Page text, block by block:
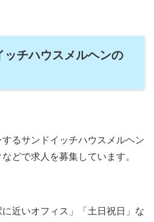
ッチハウスメルヘンの
るサンドイッチハウスメルヘン
どで求人を募集しています。
に近いオフィス」「土日祝日」な